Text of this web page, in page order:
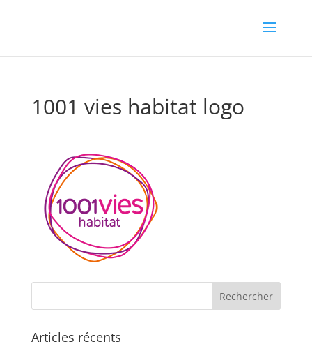
1001 vies habitat logo
Articles récents